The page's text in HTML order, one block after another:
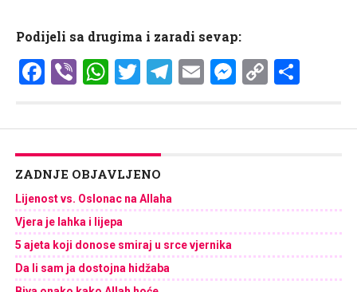
Podijeli sa drugima i zaradi sevap:
Facebook
ViberWhatsApp
Twitter
Telegram
EmailCopy
ZADNJE OBJAVLJENO
Lijenost vs. Oslonac na Allaha
Vjera je lahka i lijepa
5 ajeta koji donose smiraj u srce vjernika
Da li sam ja dostojna hidžaba